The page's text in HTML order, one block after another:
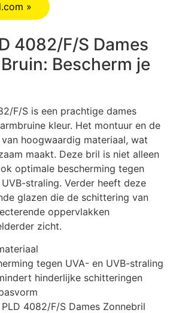
»
4082/F/S Dames
Bescherm je
F/S is een prachtige dames
kleur. Het montuur en de
hoogwaardig materiaal, wat
maakt. Deze bril is niet alleen
optimale bescherming tegen
straling. Verder heeft deze
glazen die de schittering van
oppervlakken
zicht.
tegen UVA- en UVB-straling
hinderlijke schitteringen
4082/F/S Dames Zonnebril